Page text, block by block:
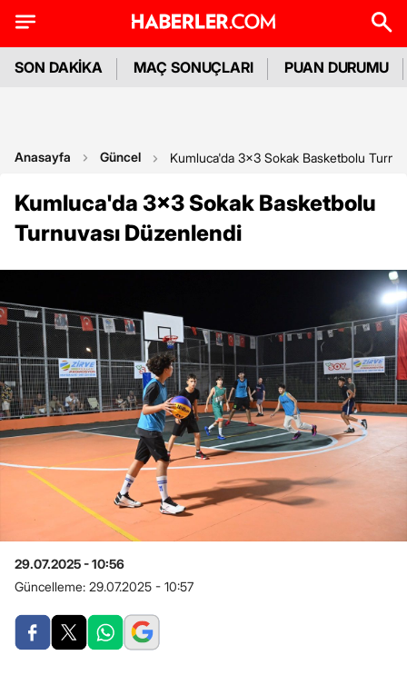
SON DAKİKA MAÇ SONUÇLARI PUAN DURUMU
Anasayfa Güncel Kumluca'da 3x3 Sokak Basketbolu
Kumluca'da 3x3 Sokak Basketbolu
Turnuvası Düzenlendi
29.07.2025 - 10:56
Güncelleme: 29.07.2025 - 10:57